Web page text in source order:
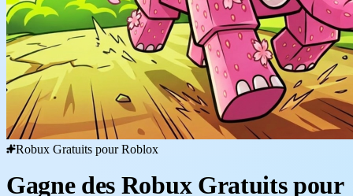
Robux Gratuits pour Roblox
Gagne des Robux Gratuits pour